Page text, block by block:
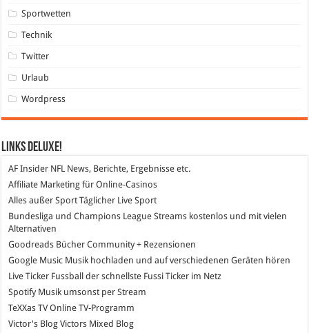
Sportwetten
Technik
Twitter
Urlaub
Wordpress
Links DeLuXe!
AF Insider NFL News, Berichte, Ergebnisse etc.
Affiliate Marketing für Online-Casinos
Alles außer SportTäglicher Live Sport
Bundesliga und Champions League Streams kostenlos und mit vielen
Alternativen
Goodreads Bücher Community + Rezensionen
Google Music Musik hochladen und auf verschiedenen Geräten hören
Live Ticker Fussball
der schnellste Fussi Ticker im Netz
SpotifyMusik umsonst per Stream
TeXXas TVOnline TV-Programm
Victor's Blog Victors Mixed Blog